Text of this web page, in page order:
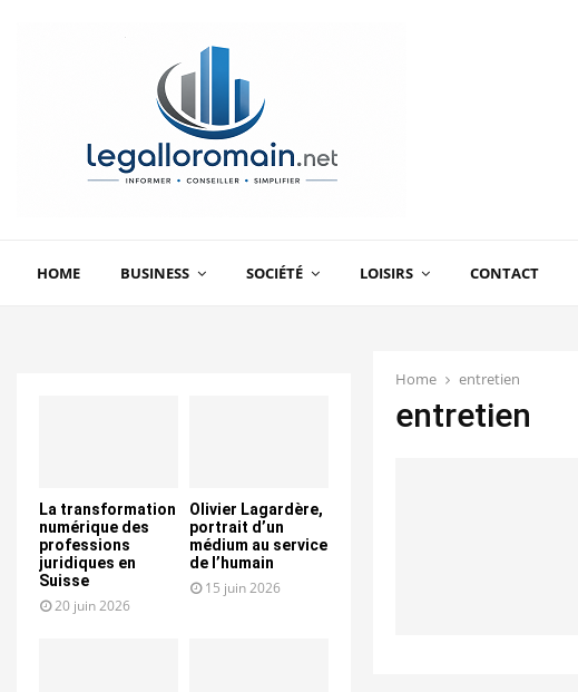
HOME BUSINESS SOCIÉTÉ LOISIRS CONTACT
Home entretien
entretien
La transformation
numérique des
professions
juridiques en
Suisse
20 juin 2026
Olivier Lagardère,
portrait d’un
médium au service
de l’humain
15 juin 2026